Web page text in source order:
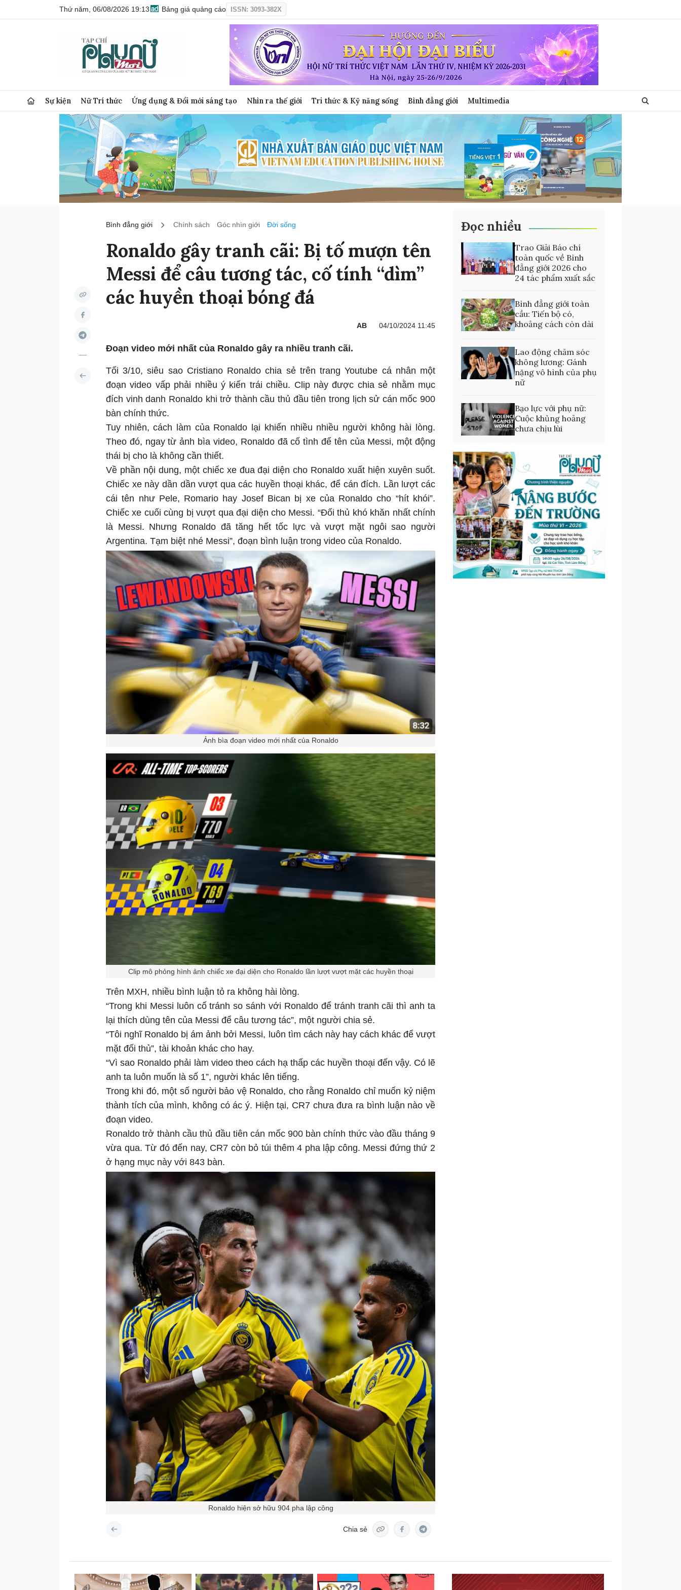
Thứ năm, 06/08/2026 19:13 Bảng giá quảng cáo ISSN: 3093-382X
Sự kiện Nữ Trí thức Ứng dụng & Đổi mới sáng tạo Nhìn ra thế giới Tri thức & Kỹ năng sống Bình đẳng giới Multimedia
Bình đẳng giới Chính sách Góc nhìn giới Đời sống
Ronaldo gây tranh cãi: Bị tố mượn tên
Messi để câu tương tác, cố tính “dìm”
các huyền thoại bóng đá
AB 04/10/2024 11:45
Đoạn video mới nhất của Ronaldo gây ra nhiều tranh cãi.
Tối 3/10, siêu sao Cristiano Ronaldo chia sẻ trên trang Youtube cá nhân một
đoạn video vấp phải nhiều ý kiến trái chiều. Clip này được chia sẻ nhằm mục
đích vinh danh Ronaldo khi trở thành cầu thủ đầu tiên trong lịch sử cán mốc 900
bàn chính thức.
Tuy nhiên, cách làm của Ronaldo lại khiến nhiều nhiều người không hài lòng.
Theo đó, ngay từ ảnh bìa video, Ronaldo đã cố tình để tên của Messi, một động
thái bị cho là không cần thiết.
Về phần nội dung, một chiếc xe đua đại diện cho Ronaldo xuất hiện xuyên suốt.
Chiếc xe này dần dần vượt qua các huyền thoại khác, để cán đích. Lần lượt các
cái tên như Pele, Romario hay Josef Bican bị xe của Ronaldo cho “hít khói”.
Chiếc xe cuối cùng bị vượt qua đại diện cho Messi. “Đối thủ khó khăn nhất chính
là Messi. Nhưng Ronaldo đã tăng hết tốc lực và vượt mặt ngôi sao người
Argentina. Tạm biệt nhé Messi”, đoạn bình luận trong video của Ronaldo.
Ảnh bìa đoạn video mới nhất của Ronaldo
Clip mô phỏng hình ảnh chiếc xe đại diện cho Ronaldo lần lượt vượt mặt các huyền thoại
Trên MXH, nhiều bình luận tỏ ra không hài lòng.
“Trong khi Messi luôn cố tránh so sánh với Ronaldo để tránh tranh cãi thì anh ta
lại thích dùng tên của Messi để câu tương tác”, một người chia sẻ.
“Tôi nghĩ Ronaldo bị ám ảnh bởi Messi, luôn tìm cách này hay cách khác để vượt
mặt đối thủ”, tài khoản khác cho hay.
“Vì sao Ronaldo phải làm video theo cách hạ thấp các huyền thoại đến vậy. Có lẽ
anh ta luôn muốn là số 1”, người khác lên tiếng.
Trong khi đó, một số người bảo vệ Ronaldo, cho rằng Ronaldo chỉ muốn kỷ niệm
thành tích của mình, không có ác ý. Hiện tại, CR7 chưa đưa ra bình luận nào về
đoạn video.
Ronaldo trở thành cầu thủ đầu tiên cán mốc 900 bàn chính thức vào đầu tháng 9
vừa qua. Từ đó đến nay, CR7 còn bỏ túi thêm 4 pha lập công. Messi đứng thứ 2
ở hạng mục này với 843 bàn.
Ronaldo hiện sở hữu 904 pha lập công
Chia sẻ
Đọc nhiều
Trao Giải Báo chí
toàn quốc về Bình
đẳng giới 2026 cho
24 tác phẩm xuất sắc
Bình đẳng giới toàn
cầu: Tiến bộ có,
khoảng cách còn dài
Lao động chăm sóc
không lương: Gánh
nặng vô hình của phụ
nữ
Bạo lực với phụ nữ:
Cuộc khủng hoảng
chưa chịu lùi